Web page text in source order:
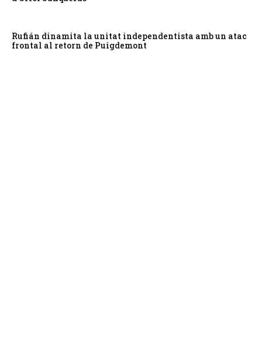
Rufián dinamita la unitat independentista amb un atac
frontal al retorn de Puigdemont